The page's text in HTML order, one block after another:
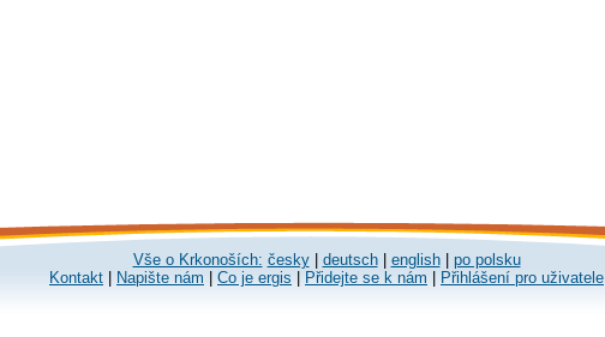
Vše o Krkonoších: česky| deutsch| english| po polsku
Kontakt
Napište nám Co je ergis Přidejte se k nám Přihlášení pro uživatele